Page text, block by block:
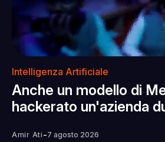
Intelligenza Artificiale
Anche un modello di
hackerato un'azienda
Amir Ati -7 agosto 2026